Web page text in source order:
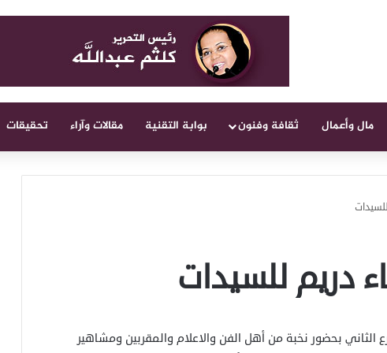
مال وأعمال ثقافة وفنون بوابة التقنية مقالات وآراء تحقيقات
دريم للسيدات
الثاني بحضور نخبة من أهل الفن والاعلام والمقربين ومشاهير